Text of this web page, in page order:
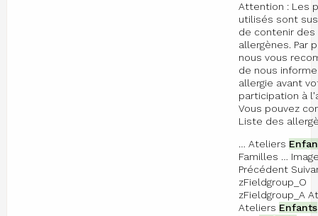
Attention : Les
utilisés sont
de contenir des
allergènes. Par
nous vous
de nous
allergie avant
participation à
Vous pouvez
Liste des
… Ateliers
Familles …
Précédent
zFieldgroup_O
zFieldgroup_A
Ateliers Enfants